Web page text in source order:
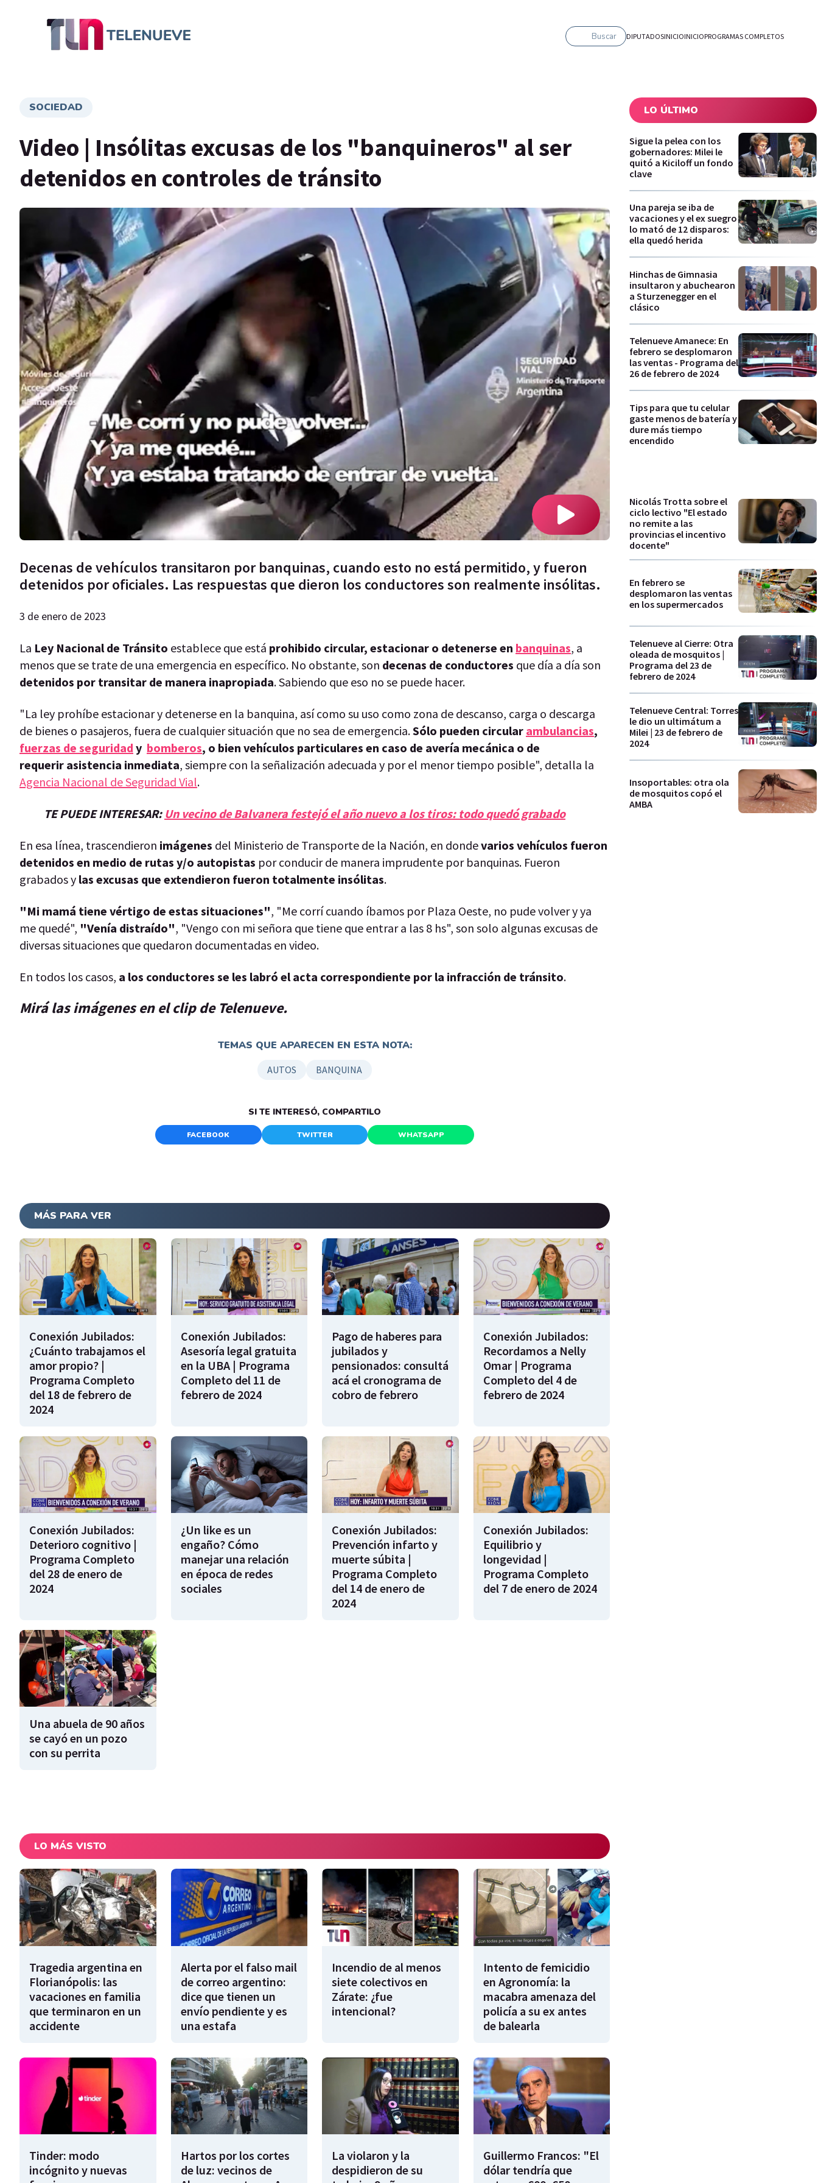
Buscar DIPUTADOSINICIOINICIOPROGRAMAS COMPLETOS
SOCIEDAD
Video | Insólitas excusas de los "banquineros" al ser
detenidos en controles de tránsito
Decenas de vehículos transitaron por banquinas, cuando esto no está permitido, y fueron
detenidos por oficiales. Las respuestas que dieron los conductores son realmente insólitas.
3 de enero de 2023
La Ley Nacional de Tránsito establece que está prohibido circular, estacionar o detenerse en banquinas, a
menos que se trate de una emergencia en específico. No obstante, son decenas de conductores que día a día son
detenidos por transitar de manera inapropiada. Sabiendo que eso no se puede hacer.
"La ley prohíbe estacionar y detenerse en la banquina, así como su uso como zona de descanso, carga o descarga
de bienes o pasajeros, fuera de cualquier situación que no sea de emergencia.Sólo pueden circular ambulancias,
fuerzas de seguridad y bomberos, o bien vehículos particulares en caso de avería mecánica o de
requerir asistencia inmediata, siempre con la señalización adecuada y por el menor tiempo posible", detalla la
Agencia Nacional de Seguridad Vial.
TE PUEDE INTERESAR: Un vecino de Balvanera festejó el año nuevo a los tiros: todo quedó grabado
En esa línea, trascendieron imágenes del Ministerio de Transporte de la Nación, en dondevarios vehículos fueron
detenidos en medio de rutas y/o autopistas por conducir de manera imprudente por banquinas. Fueron
grabados y las excusas que extendieron fueron totalmente insólitas.
"Mi mamá tiene vértigo de estas situaciones", "Me corrí cuando íbamos por Plaza Oeste, no pude volver y ya
me quedé", "Venía distraído", "Vengo con mi señora que tiene que entrar a las 8 hs", son solo algunas excusas de
diversas situaciones que quedaron documentadas en video.
En todos los casos, a los conductores se les labró el acta correspondiente por la infracción de tránsito.
Mirá las imágenes en el clip de Telenueve.
TEMAS QUE APARECEN EN ESTA NOTA:
AUTOS BANQUINA
SI TE INTERESÓ, COMPARTILO
FACEBOOK TWITTER WHATSAPP
MÁS PARA VER
Conexión Jubilados:
¿Cuánto trabajamos el
amor propio? |
Programa Completo
del 18 de febrero de
2024
Conexión Jubilados:
Asesoría legal gratuita
en la UBA | Programa
Completo del 11 de
febrero de 2024
Pago de haberes para
jubilados y
pensionados: consultá
acá el cronograma de
cobro de febrero
Conexión Jubilados:
Recordamos a Nelly
Omar | Programa
Completo del 4 de
febrero de 2024
Conexión Jubilados:
Deterioro cognitivo |
Programa Completo
del 28 de enero de
2024
¿Un like es un
engaño? Cómo
manejar una relación
en época de redes
sociales
Conexión Jubilados:
Prevención infarto y
muerte súbita |
Programa Completo
del 14 de enero de
2024
Conexión Jubilados:
Equilibrio y
longevidad |
Programa Completo
del 7 de enero de 2024
Una abuela de 90 años
se cayó en un pozo
con su perrita
LO MÁS VISTO
Tragedia argentina en
Florianópolis: las
vacaciones en familia
que terminaron en un
accidente
Alerta por el falso mail
de correo argentino:
dice que tienen un
envío pendiente y es
una estafa
Incendio de al menos
siete colectivos en
Zárate: ¿fue
intencional?
Intento de femicidio
en Agronomía: la
macabra amenaza del
policía a su ex antes
de balearla
Tinder: modo
incógnito y nuevas
Hartos por los cortes
de luz: vecinos de
La violaron y la
despidieron de su
Guillermo Francos: "El
dólar tendría que
LO ÚLTIMO
Sigue la pelea con los
gobernadores: Milei le
quitó a Kiciloff un fondo
clave
Una pareja se iba de
vacaciones y el ex suegro
lo mató de 12 disparos:
ella quedó herida
Hinchas de Gimnasia
insultaron y abuchearon
a Sturzenegger en el
clásico
Telenueve Amanece: En
febrero se desplomaron
las ventas - Programa del
26 de febrero de 2024
Tips para que tu celular
gaste menos de batería y
dure más tiempo
encendido
Nicolás Trotta sobre el
ciclo lectivo "El estado
no remite a las
provincias el incentivo
docente"
En febrero se
desplomaron las ventas
en los supermercados
Telenueve al Cierre: Otra
oleada de mosquitos |
Programa del 23 de
febrero de 2024
Telenueve Central: Torres
le dio un ultimátum a
Milei | 23 de febrero de
2024
Insoportables: otra ola
de mosquitos copó el
AMBA